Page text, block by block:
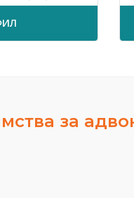
за